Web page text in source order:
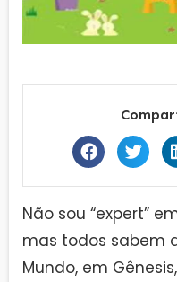
Não sou “expert”
mas todos sabem
Mundo, em